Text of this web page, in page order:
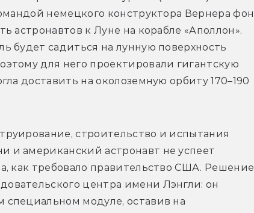
немецкого конструктора Вернера фон
астронавтов к Луне на корабле «Аполлон».
будет садиться на лунную поверхность
для него проектировали гигантскую
доставить на околоземную орбиту 170–190
строительство и испытания
и американский астронавт не успеет
как требовало правительство США. Решение
центра имени Лэнгли: он
модуле, оставив на